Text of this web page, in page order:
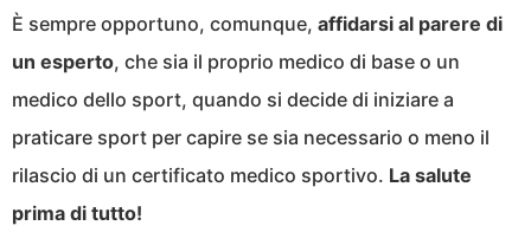
È sempre opportuno, comunque, affidarsi al parere di
un esperto, che sia il proprio medico di base o un
medico dello sport, quando si decide di iniziare a
praticare sport per capire se sia necessario o meno il
rilascio di un certificato medico sportivo. La salute
prima di tutto!